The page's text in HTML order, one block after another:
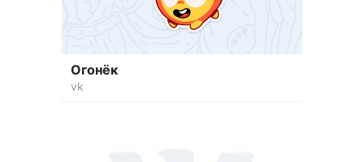
Огонёк
vk